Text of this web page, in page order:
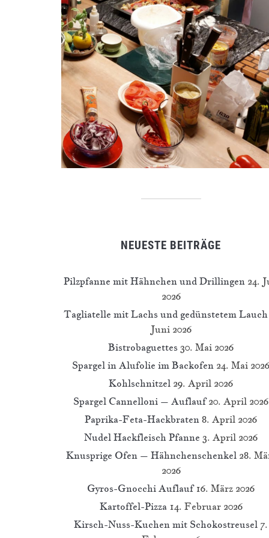
NEUESTE BEITRÄGE
Pilzpfanne mit Hähnchen und Drillingen 24.
2026
Tagliatelle mit Lachs und gedünstetem Lauch
Juni 2026
Bistrobaguettes 30. Mai 2026
Spargel in Alufolie im Backofen 24. Mai 2026
Kohlschnitzel 29. April 2026
Spargel Cannelloni – Auflauf 20. April 2026
Paprika-Feta-Hackbraten 8. April 2026
Nudel Hackfleisch Pfanne 3. April 2026
Knusprige Ofen – Hähnchenschenkel 28.
2026
Gyros-Gnocchi Auflauf 16. März 2026
Kartoffel-Pizza 14. Februar 2026
Kirsch-Nuss-Kuchen mit Schokostreusel 7.